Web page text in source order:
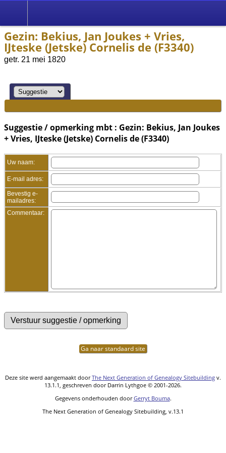
Gezin: Bekius, Jan Joukes + Vries,
IJteske (Jetske) Cornelis de (F3340)
getr. 21 mei 1820
Suggestie / opmerking mbt : Gezin: Bekius, Jan Joukes
+ Vries, IJteske (Jetske) Cornelis de (F3340)
Uw naam:
E-mail adres:
Bevestig e-
mailadres:
Commentaar:
Ga naar standaard site
Deze site werd aangemaakt doorThe Next Generation of Genealogy Sitebuilding v.
13.1.1, geschreven door Darrin Lythgoe © 2001-2026.
Gegevens onderhouden doorGerryt Bouma.
The Next Generation of Genealogy Sitebuilding, v.13.1